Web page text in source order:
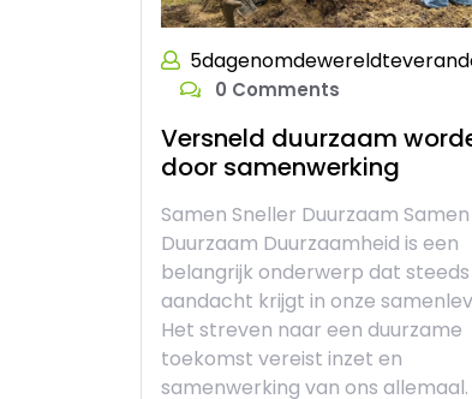
0 Comments
Versneld duurzaam
door samenwerking
Samen Sneller Duurzaam
Duurzaam Duurzaamheid is een
belangrijk onderwerp dat
aandacht krijgt in onze
Het streven naar een duurzame
toekomst vereist inzet en
samenwerking van ons allemaal.